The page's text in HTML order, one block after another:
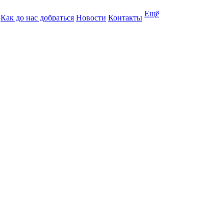
Как до нас добраться Новости Контакты Ещё